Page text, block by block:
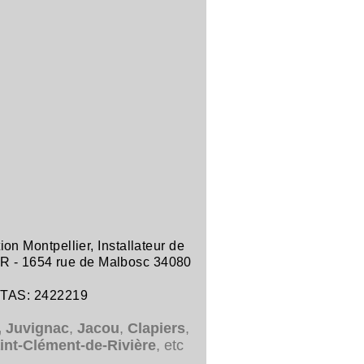
Montpellier,
Installateur de
- 1654 rue de Malbosc 34080
2422219
Juvignac, Jacou, Clapiers,
Clément-de-Rivière, etc